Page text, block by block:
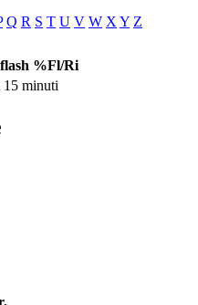
Q R S T U V W X Y Z
%Fl/Ri
15 minuti